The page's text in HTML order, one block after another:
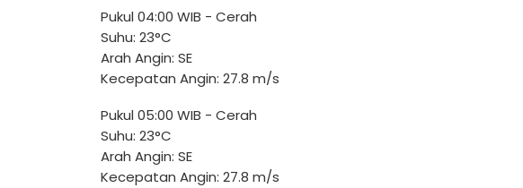
Pukul 04:00 WIB - Cerah
Suhu: 23°C
Arah Angin: SE
Kecepatan Angin: 27.8 m/s
Pukul 05:00 WIB - Cerah
Suhu: 23°C
Arah Angin: SE
Kecepatan Angin: 27.8 m/s